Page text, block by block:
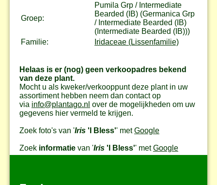
Groep:
Pumila Grp / Intermediate
Bearded (IB) (Germanica Grp
/ Intermediate Bearded (IB)
(Intermediate Bearded (IB)))
Familie:
Iridaceae (Lissenfamilie)
Helaas is er (nog) geen verkoopadres bekend
van deze plant.
Mocht u als kweker/verkooppunt deze plant in uw
assortiment hebben neem dan contact op
via info@plantago.nl over de mogelijkheden om uw
gegevens hier vermeld te krijgen.
Zoek foto's van 'Iris 'I Bless'' metGoogle
Zoek informatie van 'Iris 'I Bless'' metGoogle